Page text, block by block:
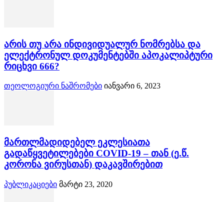
არის თუ არა ინდივიდუალურ ნომრებსა და
ელექტრონულ დოკუმენტებში აპოკალიპტური
რიცხვი 666?
თეოლოგიური ნაშრომები იანვარი 6, 2023
მართლმადიდებელ ეკლესიათა
გადაწყვეტილებები COVID-19 – თან (ე.წ.
კორონა ვირუსთან) დაკავშირებით
პუბლიკაციები მარტი 23, 2020